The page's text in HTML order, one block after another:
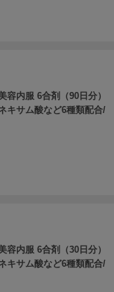
容内服 6合剤（90日分）
キサム酸など6種類配合/
容内服 6合剤（30日分）
キサム酸など6種類配合/